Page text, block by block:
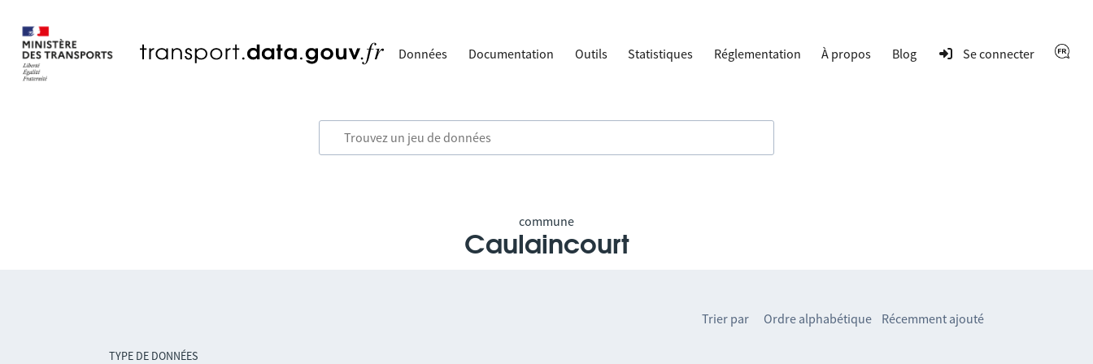
Données Documentation Outils Statistiques Réglementation À propos Blog Se connecter
commune
Caulaincourt
TYPE DE DONNÉES
Trier par Ordre alphabétique Récemment ajouté